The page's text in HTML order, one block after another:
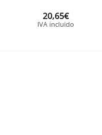
20,65€
IVA incluido